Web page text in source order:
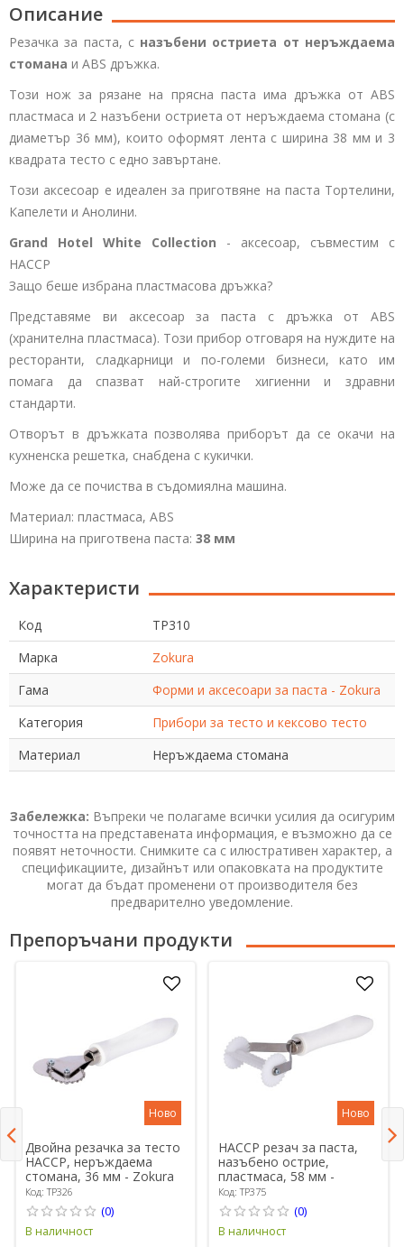
Описание
Резачка за паста, с назъбени остриета от неръждаема
стомана и ABS дръжка.
Този нож за рязане на прясна паста има дръжка от ABS
пластмаса и 2 назъбени остриета от неръждаема стомана (с
диаметър 36 мм), които оформят лента с ширина 38 мм и 3
квадрата тесто с едно завъртане.
Този аксесоар е идеален за приготвяне на паста Тортелини,
Капелети и Анолини.
Grand Hotel White Collection - аксесоар, съвместим с
HACCP
Защо беше избрана пластмасова дръжка?
Представяме ви аксесоар за паста с дръжка от ABS
(хранителна пластмаса). Този прибор отговаря на нуждите на
ресторанти, сладкарници и по-големи бизнеси, като им
помага да спазват най-строгите хигиенни и здравни
стандарти.
Отворът в дръжката позволява приборът да се окачи на
кухненска решетка, снабдена с кукички.
Може да се почиства в съдомиялна машина.
Материал: пластмаса, ABS
Ширина на приготвена паста: 38 мм
Характеристи
Код
TP310
Марка
Zokura
Гама
Форми и аксесоари за паста - Zokura
Категория
Прибори за тесто и кексово тесто
Материал
Неръждаема стомана
Забележка: Въпреки че полагаме всички усилия да осигурим
точността на представената информация, е възможно да се
появят неточности. Снимките са с илюстративен характер, а
спецификациите, дизайнът или опаковката на продуктите
могат да бъдат променени от производителя без
предварително уведомление.
Препоръчани продукти
Ново
Двойна резачка за тесто
HACCP, неръждаема
стомана, 36 мм - Zokura
Код: TP326
(0)
В наличност
Ново
HACCP резач за паста,
назъбено острие,
пластмаса, 58 мм -
Zokura
Код: TP375
(0)
В наличност